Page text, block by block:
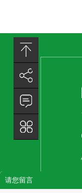
请您留言